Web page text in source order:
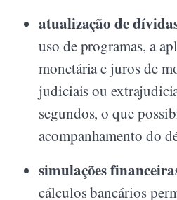
atualização de
uso de programas, a
monetária e juros de
judiciais ou
segundos, o que
acompanhamento do
simulações
cálculos bancários